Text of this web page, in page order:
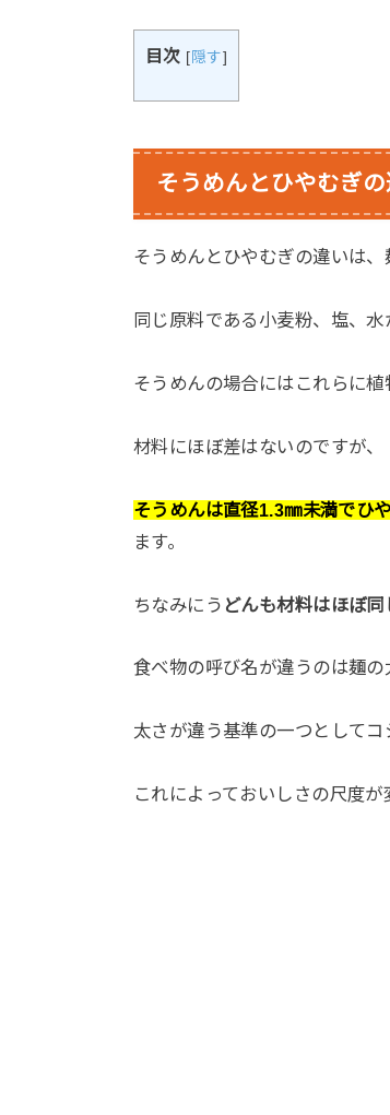
目次 [隠す]
そうめんとひやむぎ
そうめんとひやむぎの違いは、
同じ原料である小麦粉、塩、水
そうめんの場合にはこれらに植
材料にほぼ差はないのですが、
そうめんは直径1.3㎜未満でひ
ます。
ちなみにう どんも材料はほぼ
食べ物の呼び名が違うのは麺の
太さが違う基準の一つとしてコ
これによっておいしさの尺度が